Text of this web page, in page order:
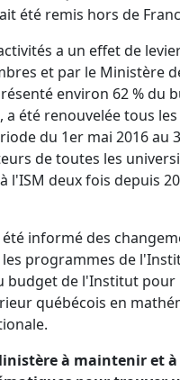
été remis hors de
a un effet de
et par le Ministère
environ 62 % du
été renouvelée tous
du 1er mai 2016 au
de toutes les
deux fois depuis
informé des
programmes de
de l'Institut pour
québécois en
à maintenir et